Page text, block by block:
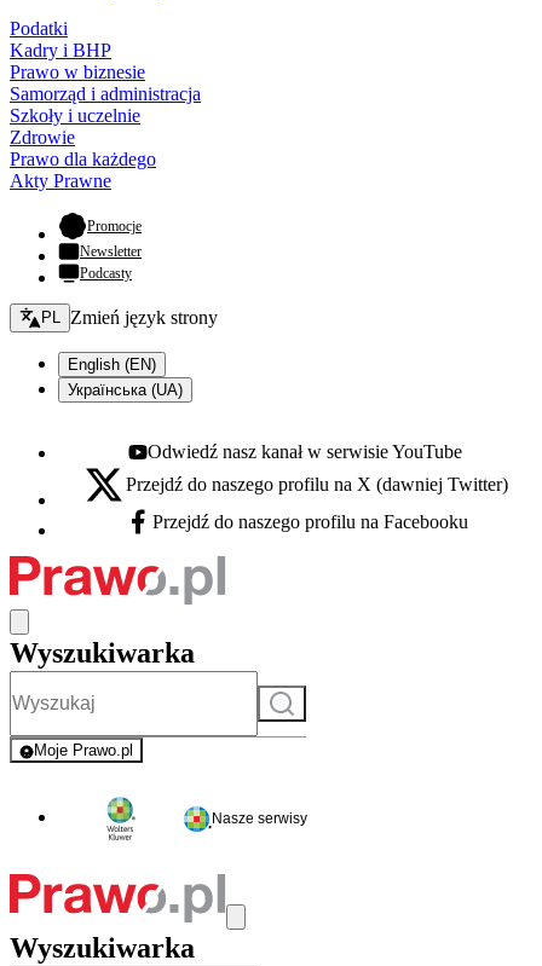
Podatki
Kadry i BHP
Prawo w biznesie
Samorząd i administracja
Szkoły i uczelnie
Zdrowie
Prawo dla każdego
Akty Prawne
Promocje- otwiera się w nowej karcie
Newsletter
Podcasty
Zmień język - bieżący:
PL Zmień język strony
English (EN)
Українська (UA)
Youtube - otwiera się w nowej karcie
Odwiedź nasz kanał w serwisie YouTube
X - otwiera się w nowej karcie
Przejdź do naszego profilu na X (dawniej Twitter)
Facebook - otwiera się w nowej karcie
Przejdź do naszego profilu na Facebooku
Wyszukiwarka
Szukaj
Moje Prawo.pl
- rejestracja i logowanie do serwisu
Nasze serwisy
Wyszukiwarka